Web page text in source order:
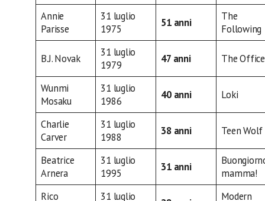
Annie
Parisse
31 luglio
1975
51 anni
The
Following
B.J. Novak
31 luglio
1979
47 anni The Office
Wunmi
Mosaku
31 luglio
1986
40 anni Loki
Charlie
Carver
31 luglio
1988
38 anni Teen Wolf
Beatrice
Arnera
31 luglio
1995
31 anni
mamma!
Rico
31 luglio Modern